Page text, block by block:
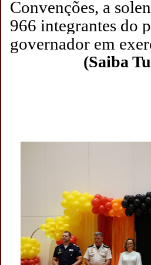
Convenções, a
966 integrantes do
governador em
(Saiba